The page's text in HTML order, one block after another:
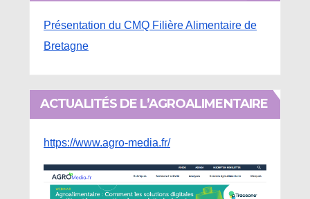
Présentation du CMQ Filière Alimentaire de
Bretagne
ACTUALITÉS DE L’AGROALIMENTAIRE
https://www.agro-media.fr/